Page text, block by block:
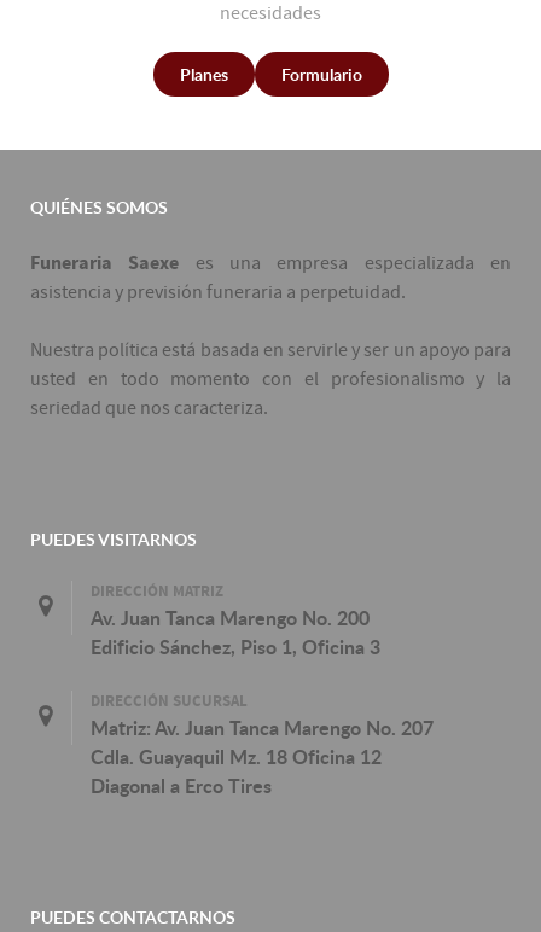
necesidades
Planes Formulario
QUIÉNES SOMOS
Funeraria Saexe es una empresa especializada en
asistencia y previsión funeraria a perpetuidad.
Nuestra política está basada en servirle y ser un apoyo para
usted en todo momento con el profesionalismo y la
seriedad que nos caracteriza.
PUEDES VISITARNOS
DIRECCIÓN MATRIZ
Av. Juan Tanca Marengo No. 200
Edificio Sánchez, Piso 1, Oficina 3
DIRECCIÓN SUCURSAL
Matriz: Av. Juan Tanca Marengo No. 207
Cdla. Guayaquil Mz. 18 Oficina 12
Diagonal a Erco Tires
PUEDES CONTACTARNOS